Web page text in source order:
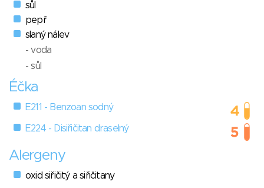
sůl
pepř
slaný nálev
- voda
- sůl
Éčka
E211 - Benzoan sodný
E224 - Disiřičitan draselný
Alergeny
oxid siřičitý a siřičitany